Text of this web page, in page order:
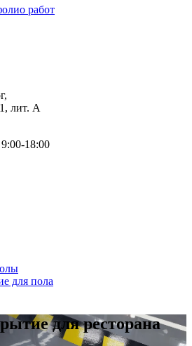
работ
лит. А
18:00
для пола
для ресторана